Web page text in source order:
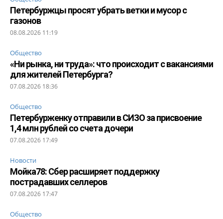
Петербуржцы просят убрать ветки и мусор с
газонов
08.08.2026 11:19
Общество
«Ни рынка, ни труда»: что происходит с вакансиями
для жителей Петербурга?
07.08.2026 18:36
Общество
Петербурженку отправили в СИЗО за присвоение
1,4 млн рублей со счета дочери
07.08.2026 17:49
Новости
Мойка78: Сбер расширяет поддержку
пострадавших селлеров
07.08.2026 17:47
Общество